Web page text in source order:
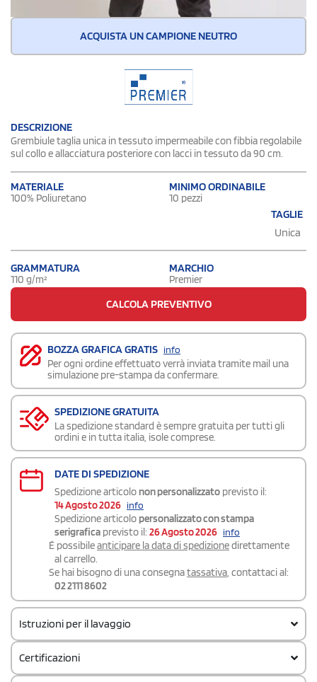
ACQUISTA UN CAMPIONE NEUTRO
DESCRIZIONE
Grembiule taglia unica in tessuto impermeabile con fibbia regolabile
sul collo e allacciatura posteriore con lacci in tessuto da 90 cm.
MATERIALE
100% Poliuretano
MINIMO ORDINABILE
10 pezzi
TAGLIE
Unica
GRAMMATURA
110 g/m²
MARCHIO
Premier
CALCOLA PREVENTIVO
BOZZA GRAFICA GRATIS info
Per ogni ordine effettuato verrà inviata tramite mail una
simulazione pre-stampa da confermare.
SPEDIZIONE GRATUITA
La spedizione standard è sempre gratuita per tutti gli
ordini e in tutta italia, isole comprese.
DATE DI SPEDIZIONE
Spedizione articolo non personalizzato previsto il:
14 Agosto 2026 info
Spedizione articolo personalizzato con stampa
serigrafica previsto il: 26 Agosto 2026 info
É possibileanticipare la data di spedizionedirettamente
al carrello.
Se hai bisogno di una consegnatassativa, contattaci al:
02 2111 8602
Istruzioni per il lavaggio
Certificazioni